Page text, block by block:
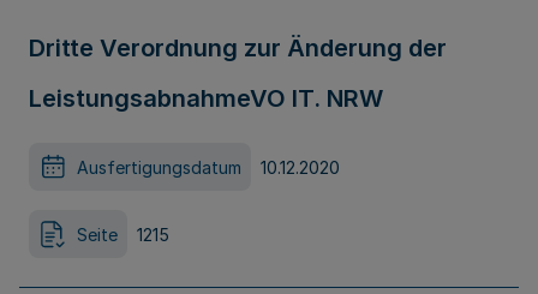
Dritte Verordnung zur Änderung der
LeistungsabnahmeVO IT. NRW
Ausfertigungsdatum 10.12.2020
Seite 1215